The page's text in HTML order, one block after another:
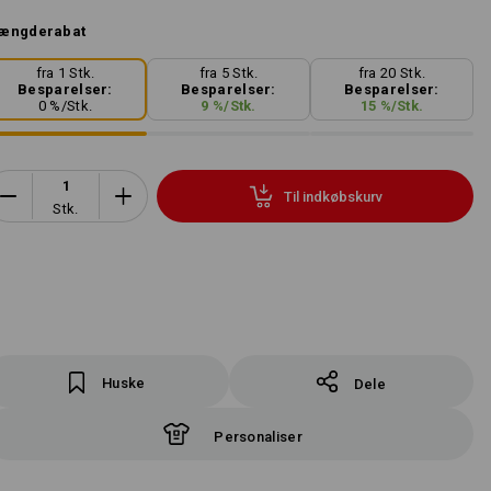
fra 1 Stk.
Besparelser:
0 %/Stk.
fra 5 Stk.
Besparelser:
9 %/Stk.
fra 20 Stk.
Besparelser:
15 %/Stk.
Stk.
Til indkøbskurv
Huske Dele
Personaliser